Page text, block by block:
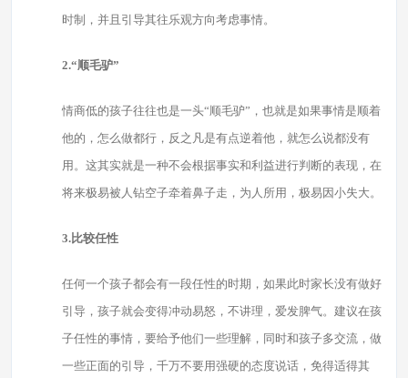
时制，并且引导其往乐观方向考虑事情。
2.“顺毛驴”
情商低的孩子往往也是一头“顺毛驴”，也就是如果事情是顺着
他的，怎么做都行，反之凡是有点逆着他，就怎么说都没有
用。这其实就是一种不会根据事实和利益进行判断的表现，在
将来极易被人钻空子牵着鼻子走，为人所用，极易因小失大。
3.比较任性
任何一个孩子都会有一段任性的时期，如果此时家长没有做好
引导，孩子就会变得冲动易怒，不讲理，爱发脾气。建议在孩
子任性的事情，要给予他们一些理解，同时和孩子多交流，做
一些正面的引导，千万不要用强硬的态度说话，免得适得其